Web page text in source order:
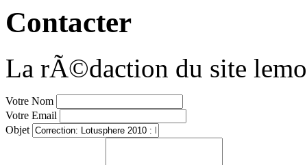
Contacter
La rÃ©daction du site
Votre Nom
Votre Email
Objet